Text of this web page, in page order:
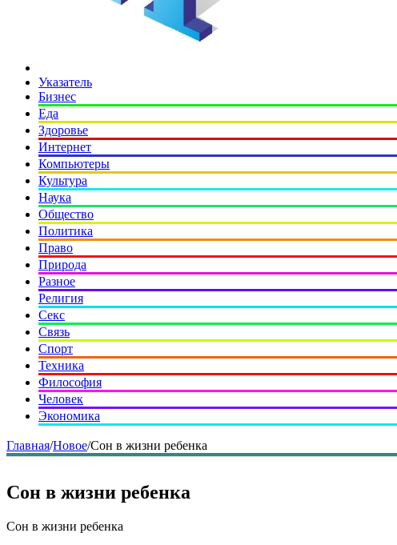
Указатель
Бизнес
Еда
Здоровье
Интернет
Компьютеры
Культура
Наука
Общество
Политика
Право
Природа
Разное
Религия
Секс
Связь
Спорт
Техника
Философия
Человек
Экономика
Главная/Новое/Сон в жизни ребенка
Сон в жизни ребенка
Сон в жизни ребенка